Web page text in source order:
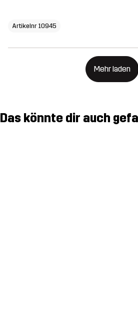
Artikelnr 10945
Mehr laden
Das könnte dir auch